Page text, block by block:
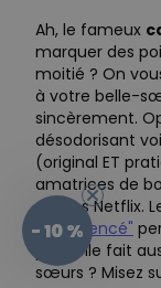
Ah, le fameux
marquer des
moitié ? On
à votre belle-
sincèrement.
désodorisant
(original ET
amatrices de
soirées Netflix.
commencé"
pour elle fait
sœurs ? Misez
- 10 %